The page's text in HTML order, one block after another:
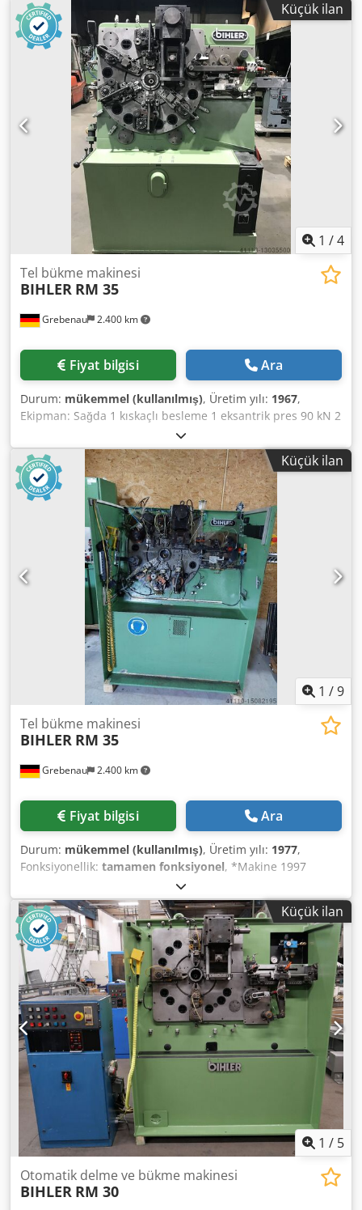
kızak ünitesi Çalışma alanı: Tel kalınlık aralığı: 0,5 - 3,5 mm
Bant genişliği: 32 mm'ye kadar Besleme uzunluğu: 170
mm'ye kadar Kapasite: 250/dakikaya kadar.
Küçük ilan
1 /4
Grebenau 2.400 km
Tel bükme makinesi
BIHLER RM 35
Fiyat bilgisi Ara
Durum: mükemmel (kullanılmış), Üretim yılı: 1967,
Ekipman: Sağda 1 kıskaçlı besleme 1 eksantrik pres 90 kN 2
Dar sürgü ünitesi 3 normal slayt ünitesi Dedepq H Upjpfx
Agnsck Çalışma aralığı: Tel kalınlığı aralığı: 0,5 - 3,5 mm
Şerit genişliği: 32 mm'ye kadar Besleme uzunluğu: 170
mm'ye kadar Çıkış: 250/dk'ya kadar.
Küçük ilan
1 /9
Grebenau 2.400 km
Tel bükme makinesi
BIHLER RM 35
Fiyat bilgisi Ara
Durum: mükemmel (kullanılmış), Üretim yılı: 1977,
Fonksiyonellik: tamamen fonksiyonel, *Makine 1997
yılında BIHLER tarafından elden geçirilmiştir Ekipman: 1
adet tutucu besleyici sağ 1 adet tutucu besleme sol 1 adet
eksantrik pres 70 kN 1 kam presi 3 standart sürgü ünitesi 2
adet dar sürgü ünitesi 1 kontrol mili Çalışma aralığı: Tel
kalınlığı aralığı: 0,5 - 3,5 mm Şerit genişliği: 32 mm'ye
kadar Dsdpfxsrpk Axs Agneck Besleme uzunluğu: 170
mm'ye kadar Güç: 250/dk'ya kadar.
Küçük ilan
1 / 5
Otomatik delme ve bükme makinesi
BIHLER RM 30